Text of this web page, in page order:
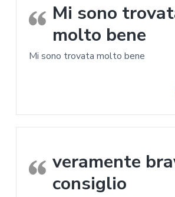
Mi sono
molto bene
Mi sono trovata molto bene
veramente
consiglio